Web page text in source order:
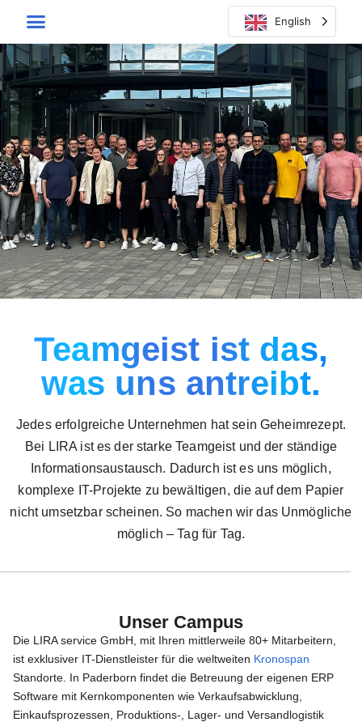
English
Teamgeist ist das,
was uns antreibt.
Jedes erfolgreiche Unternehmen hat sein Geheimrezept.
Bei LIRA ist es der starke Teamgeist und der ständige
Informationsaustausch. Dadurch ist es uns möglich,
komplexe IT-Projekte zu bewältigen, die auf dem Papier
nicht umsetzbar scheinen. So machen wir das Unmögliche
möglich – Tag für Tag.
Unser Campus
Die LIRA service GmbH, mit Ihren mittlerweile 80+ Mitarbeitern,
ist exklusiver IT-Dienstleister für die weltweiten Kronospan
Standorte. In Paderborn findet die Betreuung der eigenen ERP
Software mit Kernkomponenten wie Verkaufsabwicklung,
Einkaufsprozessen, Produktions-, Lager- und Versandlogistik